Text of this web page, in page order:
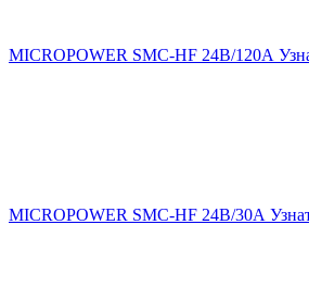
MICROPOWER SMC-HF 24В/120А
MICROPOWER SMC-HF 24В/30А